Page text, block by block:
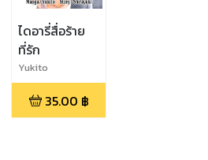
ไดอารี่สื่อร้าย
ที่รัก
Yukito
35.00 ฿